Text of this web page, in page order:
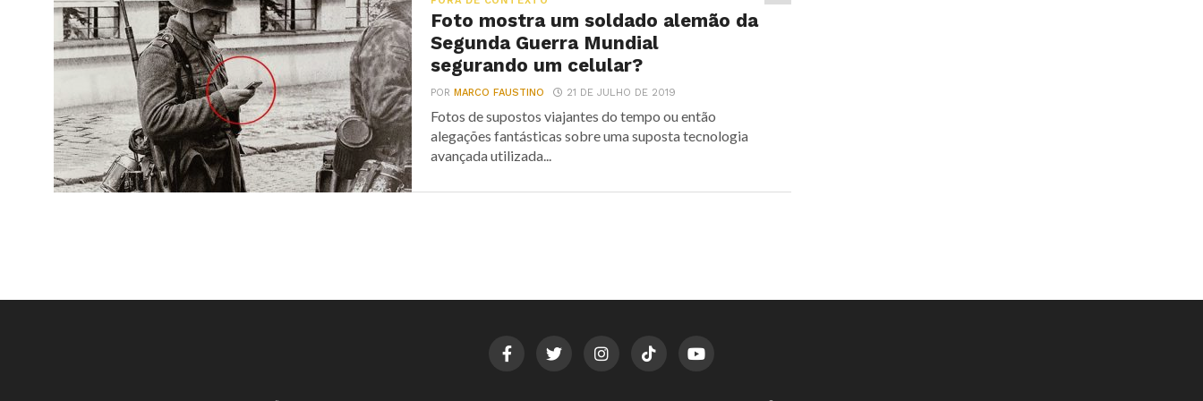
Foto mostra um soldado alemão da
Segunda Guerra Mundial
segurando um celular?
PORMARCO FAUSTINO 21 DE JULHO DE 2019
Fotos de supostos viajantes do tempo ou então
alegações fantásticas sobre uma suposta tecnologia
avançada utilizada...